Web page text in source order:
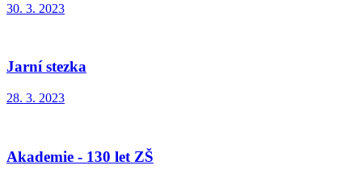
30. 3. 2023
Jarní stezka
28. 3. 2023
Akademie - 130 let ZŠ